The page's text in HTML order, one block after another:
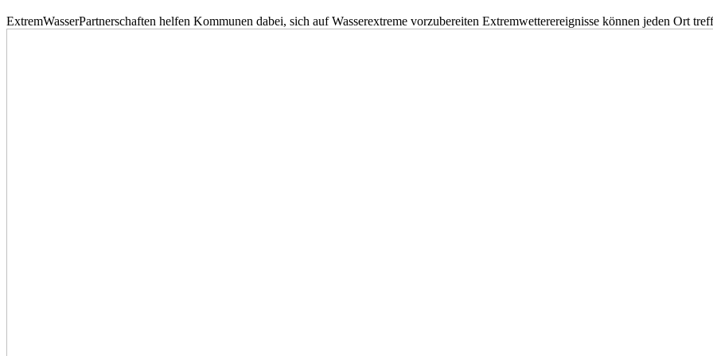
ExtremWasserPartnerschaften helfen Kommunen dabei, sich auf Wasserextreme vorzubereiten Extremwetterereignisse können jeden Ort